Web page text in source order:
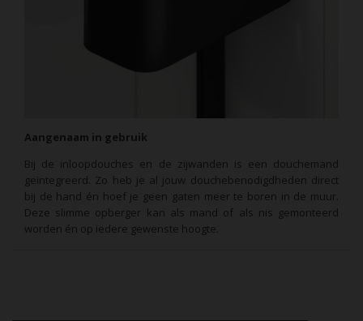
Aangenaam in gebruik
Bij de inloopdouches en de zijwanden is een douchemand
geïntegreerd. Zo heb je al jouw douchebenodigdheden direct
bij de hand én hoef je geen gaten meer te boren in de muur.
Deze slimme opberger kan als mand of als nis gemonteerd
worden én op iedere gewenste hoogte.